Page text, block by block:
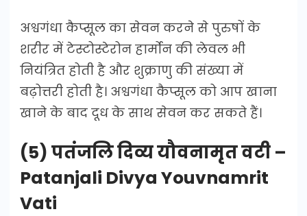
अश्वगंधा कैप्सूल का सेवन करने से पुरुषों के
शरीर में टेस्टोस्टेरोन हार्मोन की लेवल भी
नियंत्रित होती है और शुक्राणु की संख्या में
बढ़ोत्तरी होती है। अश्वगंधा कैप्सूल को आप खाना
खाने के बाद दूध के साथ सेवन कर सकते हैं।
(5) पतंजलि दिव्य यौवनामृत वटी –
Patanjali Divya Youvnamrit
Vati